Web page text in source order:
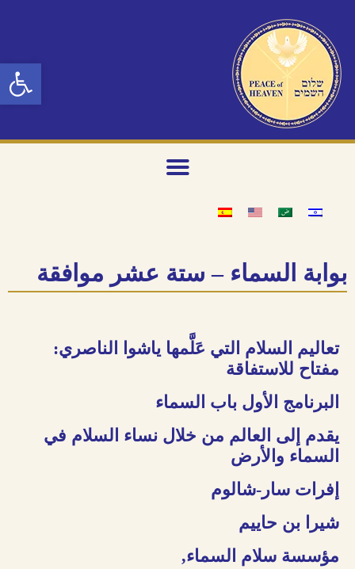
toolbar
بوابة السماء – ستة عشر موافقة
تعاليم السلام التي عَلَّمها ياشوا الناصري:
مفتاح للاستفاقة
البرنامج الأول باب السماء
يقدم إلى العالم من خلال نساء السلام في
السماء والأرض
إفرات سار-شالوم
شيرا بن حاييم
مؤسسة سلام السماء,